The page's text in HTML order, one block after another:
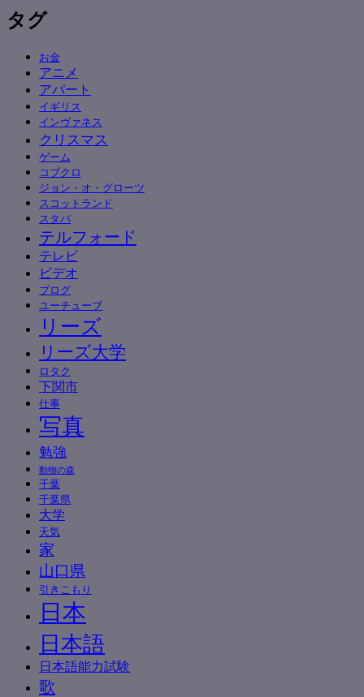
タグ
お金
アニメ
アパート
イギリス
インヴァネス
クリスマス
ゲーム
コブクロ
ジョン・オ・グローツ
スコットランド
スタバ
テルフォード
テレビ
ビデオ
ブログ
ユーチューブ
リーズ
リーズ大学
ロタク
下関市
仕事
写真
勉強
動物の森
千葉
千葉県
大学
天気
家
山口県
引きこもり
日本
日本語
日本語能力試験
歌